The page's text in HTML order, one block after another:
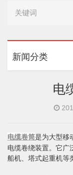
新闻分类
电
电缆卷筒是为大型移
电缆卷绕装置。它广
船机、塔式起重机等